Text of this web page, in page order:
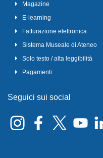
Magazine
E-learning
Fatturazione elettronica
Sistema Museale di Ateneo
Solo testo / alta leggibilità
Pagamenti
Seguici sui social